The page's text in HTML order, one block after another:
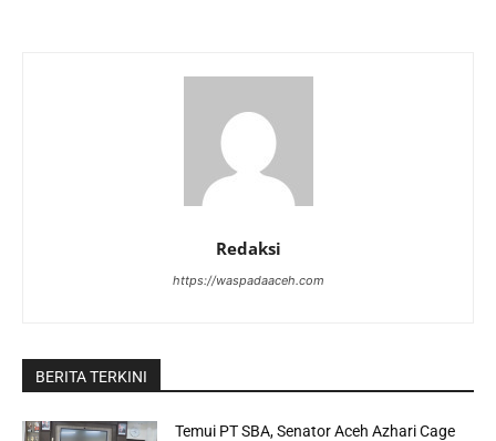
Redaksi
https://waspadaaceh.com
BERITA TERKINI
Temui PT SBA, Senator Aceh Azhari Cage